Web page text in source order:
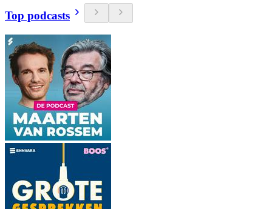
Top podcasts